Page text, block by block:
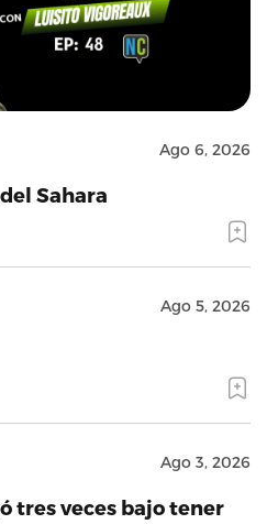
Ago 6, 2026
Sahara
Ago 5, 2026
Ago 3, 2026
tres veces bajo tener